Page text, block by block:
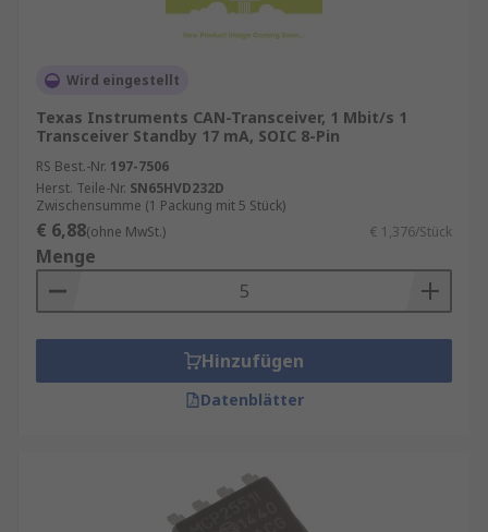
Wird eingestellt
Texas Instruments CAN-Transceiver, 1 Mbit/s 1
Transceiver Standby 17 mA, SOIC 8-Pin
RS Best.-Nr. 197-7506
Herst. Teile-Nr. SN65HVD232D
Zwischensumme (1 Packung mit 5 Stück)
€ 6,88(ohne MwSt.) € 1,376/Stück
Menge
Hinzufügen
Datenblätter